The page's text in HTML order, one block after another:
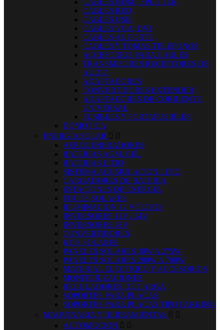
CABLES HDMI, SPLITTER
CABLES RED
CABLES USB
CABLES VGA, DVI
CABLES AL CORTE
CABLES Y TOMAS TELEFONOS
ACCESORIOS PARA CABLES
TRANSMISORES RECEPTORES DE
AUDIO
ADAPTADORES
CONVERTIDORES EXTENDER
ADAPTADORES DE CORRIENTE
UNIVERSAL
FUSIBLES Y PORTAFUSIBLES
DOMOTICA
ENERGIA SOLAR  
AEROGENERADORES
BATERIAS AGM, GEL
BATERIAS LITIO
SISTEMA ACUMULACIÓN LITIO
CARGADORES DE BATERIA
ESTACIONES DE ENERGIA
FOCOS SOLARES
ILUMINACION 12 VOLTIOS
INVERSORES 12V / 24V
INVERSORES 48V
CONVERTIDORES
KITS SOLARES
PANELES SOLARES 30W A 275W
PANELES SOLARES 280W A 700W
MATERIAL ELECTRICO Y ACCESORIOS
MONITORIZACIONES
REGULADORES DE CARGA
SOPORTES PARA PLACAS
SOPORTES PARA PLACAS TIPO PARKING
MAQUINARIA Y HERRAMIENTAS  
AUTOMOCION  